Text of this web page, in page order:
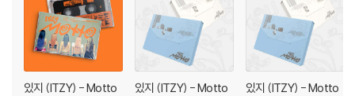
새 앨범은 타이틀곡 'Motto'를 필두로 'Glitch'(글리치), 'you And I'(유
앤드 아이) 그리고
개인 무대에서 첫 선보인 5인 5색 솔로곡 'Pocket (예
지)'(포켓), 'Asylum (리아)'(어사일럼), 'LOOK (류진)'(룩), 'Undefine
있지 (ITZY) - Motto
있지 (ITZY) - Motto
있지 (ITZY) - Motto